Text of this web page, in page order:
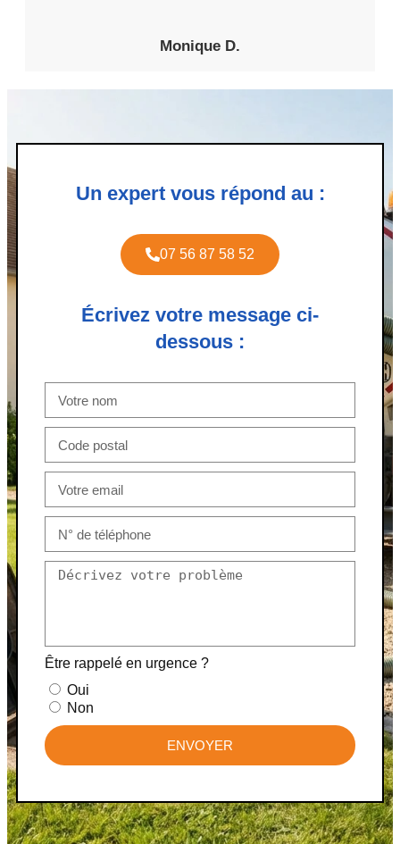
Monique D.
Un expert vous répond au :
07 56 87 58 52
Écrivez votre message ci-
dessous :
Être rappelé en urgence ?
Oui
Non
ENVOYER